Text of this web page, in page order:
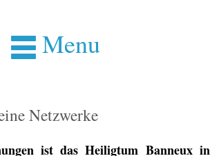
Menu
Netzwerke
ist das Heiligtum Banneux in